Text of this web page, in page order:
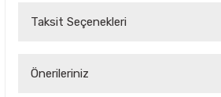
Bu ürüne ilk yorumu siz
Taksit Seçenekleri
Önerileriniz